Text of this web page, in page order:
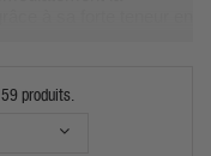
à sa forte teneur en
Il existe
de musculation est
et un muscle bien
produits.